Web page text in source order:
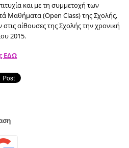
και με τη συμμετοχή των
Μαθήματα (Open Class) της Σχολής,
αίθουσες της Σχολής την χρονική
2015.
ΕΔΩ